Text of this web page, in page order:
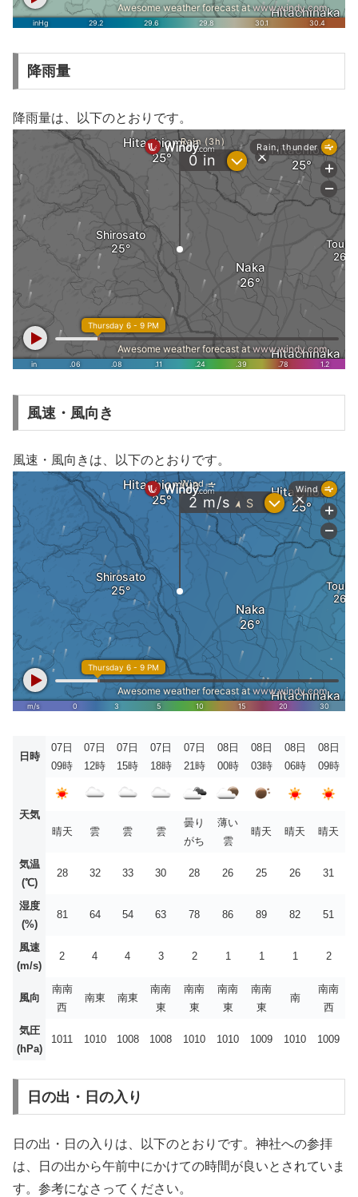
降雨量
降雨量は、以下のとおりです。
風速・風向き
風速・風向きは、以下のとおりです。
日時
07日
09時
07日
12時
07日
15時
07日
18時
07日
21時
08日
00時
08日
03時
08日
06時
08日
09時
天気
晴天
雲 雲 雲
曇り
がち
薄い
雲
晴天 晴天 晴天
気温
(℃)
28 32 33 30 28 26 25 26 31
湿度
(%)
81 64 54 63 78 86 89 82 51
風速
(m/s)
2 4 4 3 2 1 1 1 2
風向
南南
西
南東 南東
南南
東
南南
東
南南
東
南南
東
南
南南
西
気圧
(hPa)
1011 1010 1008 1008 1010 1010 1009 1010 1009
日の出・日の入り
日の出・日の入りは、以下のとおりです。神社への参拝
は、日の出から午前中にかけての時間が良いとされていま
す。参考になさってください。